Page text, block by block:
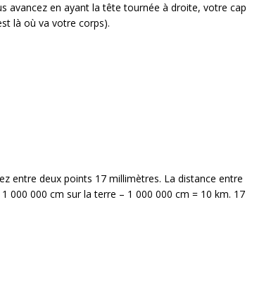
avancez en ayant la tête tournée à droite, votre cap
là où va votre corps).
entre deux points 17 millimètres. La distance entre
000 000 cm sur la terre – 1 000 000 cm = 10 km. 17